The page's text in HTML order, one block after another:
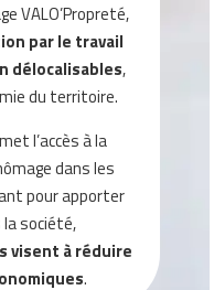
VALO’Propreté,
par le travail
délocalisables,
du territoire.
l’accès à la
dans les
pour apporter
société,
visent à réduire
.